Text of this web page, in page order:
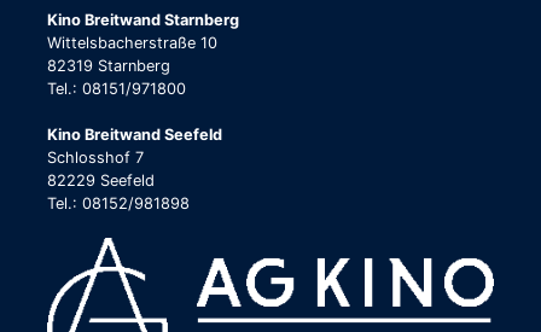
Kino Breitwand Starnberg
Wittelsbacherstraße 10
82319 Starnberg
Tel.: 08151/971800
Kino Breitwand Seefeld
Schlosshof 7
82229 Seefeld
Tel.: 08152/981898